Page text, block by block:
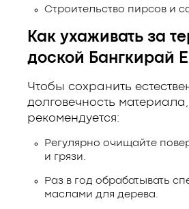
Строительство пирсов и
Как ухаживать за
доской Бангкирай
Чтобы сохранить
долговечность материала,
рекомендуется:
Регулярно очищайте
и грязи.
Раз в год обрабатывать
маслами для дерева.